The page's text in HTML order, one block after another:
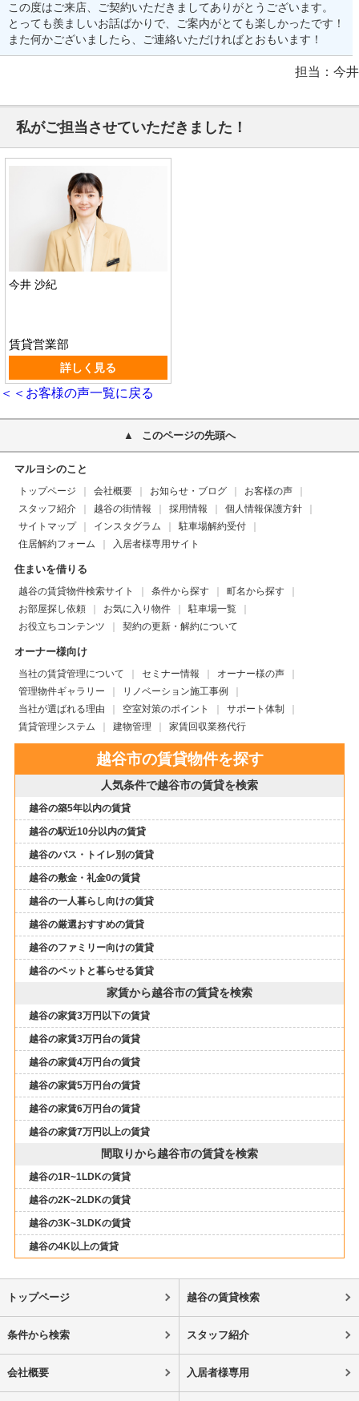
この度はご来店、ご契約いただきましてありがとうございます。
とっても羨ましいお話ばかりで、ご案内がとても楽しかったです！
また何かございましたら、ご連絡いただければとおもいます！
担当：今井
私がご担当させていただきました！
今井 沙紀
賃貸営業部
詳しく見る
＜＜お客様の声一覧に戻る
このページの先頭へ
マルヨシのこと
トップページ 会社概要 お知らせ・ブログ
お客様の声
スタッフ紹介
越谷の街情報 採用情報
個人情報保護方針
サイトマップ
インスタグラム
駐車場解約受付
住居解約フォーム
入居者様専用サイト
住まいを借りる
越谷の賃貸物件検索サイト 条件から探す
町名から探す
お部屋探し依頼
お気に入り物件
駐車場一覧
お役立ちコンテンツ
契約の更新・解約について
オーナー様向け
当社の賃貸管理について セミナー情報
オーナー様の声
管理物件ギャラリー
リノベーション施工事例
当社が選ばれる理由
空室対策のポイント
サポート体制
賃貸管理システム
建物管理 家賃回収業務代行
越谷市の賃貸物件を探す
人気条件で越谷市の賃貸を検索
越谷の築5年以内の賃貸
越谷の駅近10分以内の賃貸
越谷のバス・トイレ別の賃貸
越谷の敷金・礼金0の賃貸
越谷の一人暮らし向けの賃貸
越谷の厳選おすすめの賃貸
越谷のファミリー向けの賃貸
越谷のペットと暮らせる賃貸
家賃から越谷市の賃貸を検索
越谷の家賃3万円以下の賃貸
越谷の家賃3万円台の賃貸
越谷の家賃4万円台の賃貸
越谷の家賃5万円台の賃貸
越谷の家賃6万円台の賃貸
越谷の家賃7万円以上の賃貸
間取りから越谷市の賃貸を検索
越谷の1R~1LDKの賃貸
越谷の2K~2LDKの賃貸
越谷の3K~3LDKの賃貸
越谷の4K以上の賃貸
トップページ 越谷の賃貸検索
条件から検索 スタッフ紹介
会社概要 入居者様専用